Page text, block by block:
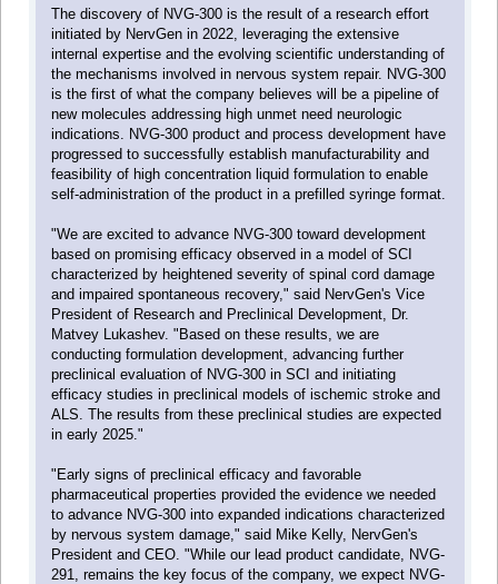
The discovery of NVG-300 is the result of a research effort
initiated by NervGen in 2022, leveraging the extensive
internal expertise and the evolving scientific understanding of
the mechanisms involved in nervous system repair. NVG-300
is the first of what the company believes will be a pipeline of
new molecules addressing high unmet need neurologic
indications. NVG-300 product and process development have
progressed to successfully establish manufacturability and
feasibility of high concentration liquid formulation to enable
self-administration of the product in a prefilled syringe format.
"We are excited to advance NVG-300 toward development
based on promising efficacy observed in a model of SCI
characterized by heightened severity of spinal cord damage
and impaired spontaneous recovery," said NervGen's Vice
President of Research and Preclinical Development, Dr.
Matvey Lukashev. "Based on these results, we are
conducting formulation development, advancing further
preclinical evaluation of NVG-300 in SCI and initiating
efficacy studies in preclinical models of ischemic stroke and
ALS. The results from these preclinical studies are expected
in early 2025."
"Early signs of preclinical efficacy and favorable
pharmaceutical properties provided the evidence we needed
to advance NVG-300 into expanded indications characterized
by nervous system damage," said Mike Kelly, NervGen's
President and CEO. "While our lead product candidate, NVG-
291, remains the key focus of the company, we expect NVG-